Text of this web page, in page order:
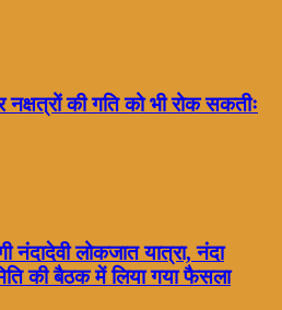
नक्षत्रों की गति को भी रोक सकतीः
लोकजात यात्रा, नंदा
की बैठक में लिया गया फैसला